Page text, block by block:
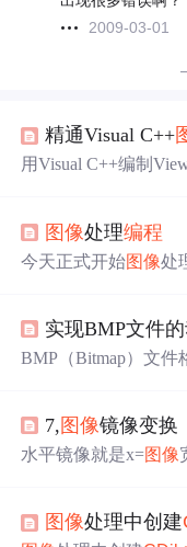
2009-03-01
精通Visual C++
用Visual C++编制
显示位图时支持滚动条。 （3）将上章介绍的
DIBAPI.CPP，以及
图像处理编程
今天正式开始图像处
应的图像处理算法。
处理编程》中的代码
实现BMP文件
BMP（Bitmap）文件
讨如何在C++中处理
是很有必要的。BMP
类 型、大小等信息
颜色深度等关键信息
7, 图像镜像变换
水平镜像就是x=图像
暂时分配内存，以保
图像处理中创建